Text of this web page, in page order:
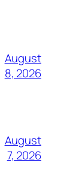
August
8, 2026
August
7, 2026